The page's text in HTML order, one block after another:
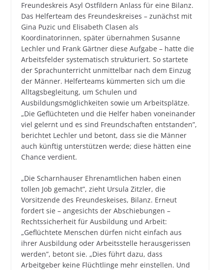
Freundeskreis Asyl Ostfildern Anlass für eine Bilanz.
Das Helferteam des Freundeskreises – zunächst mit
Gina Puzic und Elisabeth Clasen als
Koordinatorinnen, später übernahmen Susanne
Lechler und Frank Gärtner diese Aufgabe – hatte die
Arbeitsfelder systematisch strukturiert. So startete
der Sprachunterricht unmittelbar nach dem Einzug
der Männer. Helferteams kümmerten sich um die
Alltagsbegleitung, um Schulen und
Ausbildungsmöglichkeiten sowie um Arbeitsplätze.
„Die Geflüchteten und die Helfer haben voneinander
viel gelernt und es sind Freundschaften entstanden”,
berichtet Lechler und betont, dass sie die Männer
auch künftig unterstützen werde; diese hätten eine
Chance verdient.
„Die Scharnhauser Ehrenamtlichen haben einen
tollen Job gemacht”, zieht Ursula Zitzler, die
Vorsitzende des Freundeskeises, Bilanz. Erneut
fordert sie – angesichts der Abschiebungen –
Rechtssicherheit für Ausbildung und Arbeit:
„Geflüchtete Menschen dürfen nicht einfach aus
ihrer Ausbildung oder Arbeitsstelle herausgerissen
werden”, betont sie. „Dies führt dazu, dass
Arbeitgeber keine Flüchtlinge mehr einstellen. Und